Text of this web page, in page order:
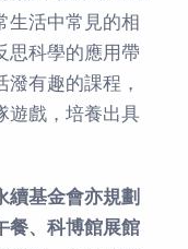
生活中常見的相
思科學的應用帶
有趣的課程，
遊戲，培養出具
續基金會亦規劃
餐、科博館展館